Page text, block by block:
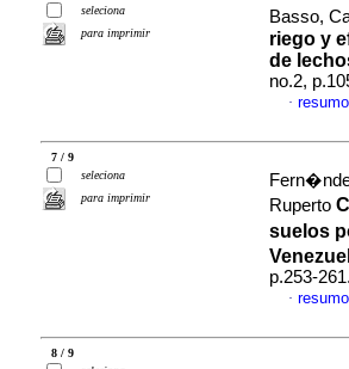
seleciona
para imprimir
Basso,
riego y
de
no.2,
·
7 / 9
seleciona
para imprimir
Ruperto
suelos
p.253-
·
8 / 9